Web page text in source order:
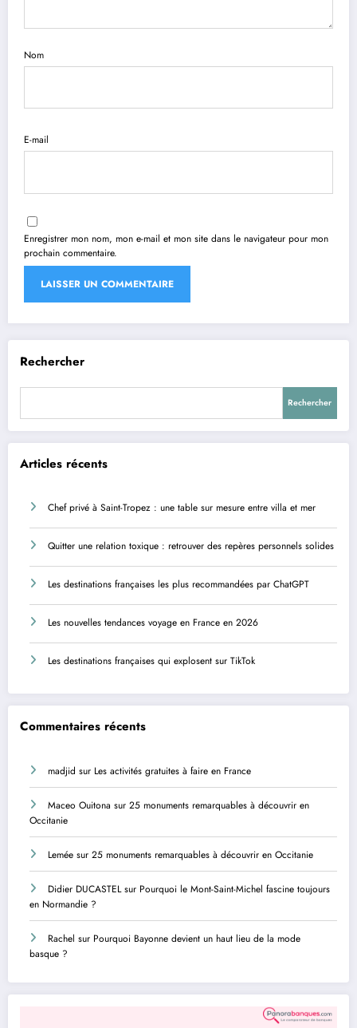
Nom
E-mail
Enregistrer mon nom, mon e-mail et mon site dans le navigateur pour mon
prochain commentaire.
Rechercher
Rechercher
Articles récents
Chef privé à Saint-Tropez : une table sur mesure entre villa et mer
Quitter une relation toxique : retrouver des repères personnels solides
Les destinations françaises les plus recommandées par ChatGPT
Les nouvelles tendances voyage en France en 2026
Les destinations françaises qui explosent sur TikTok
Commentaires récents
madjid sur Les activités gratuites à faire en France
Maceo Ouitona sur 25 monuments remarquables à découvrir en
Occitanie
Lemée sur 25 monuments remarquables à découvrir en Occitanie
Didier DUCASTELsur Pourquoi le Mont-Saint-Michel fascine toujours
en Normandie ?
Rachel sur Pourquoi Bayonne devient un haut lieu de la mode
basque ?